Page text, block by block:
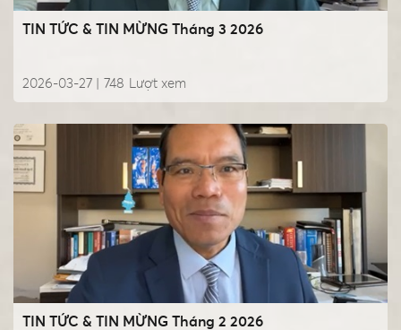
TIN TỨC & TIN MỪNG Tháng 3 2026
2026-03-27 | Lượt xem
748
TIN TỨC & TIN MỪNG Tháng 2 2026